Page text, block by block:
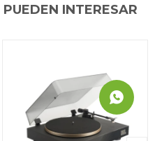
INTERESAR